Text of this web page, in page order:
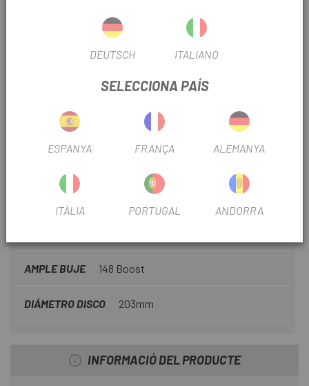
MODALITAT MONTAÑA
12V
TIPUS TRANSMISSIÓ Mecànica
AMPLE BUJE 148 Boost
DIÁMETRO DISCO 203mm
INFORMACIÓ DEL PRODUCTE
DEUTSCH ITALIANO
SELECCIONA PAÍS
ESPANYA FRANÇA ALEMANYA
ITÀLIA PORTUGAL ANDORRA